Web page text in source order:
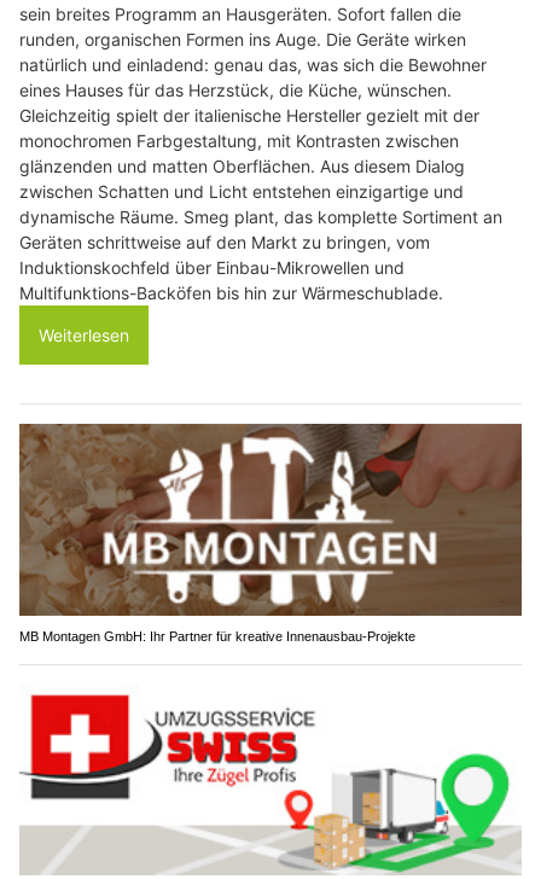
sein breites Programm an Hausgeräten. Sofort fallen die
runden, organischen Formen ins Auge. Die Geräte wirken
natürlich und einladend: genau das, was sich die Bewohner
eines Hauses für das Herzstück, die Küche, wünschen.
Gleichzeitig spielt der italienische Hersteller gezielt mit der
monochromen Farbgestaltung, mit Kontrasten zwischen
glänzenden und matten Oberflächen. Aus diesem Dialog
zwischen Schatten und Licht entstehen einzigartige und
dynamische Räume. Smeg plant, das komplette Sortiment an
Geräten schrittweise auf den Markt zu bringen, vom
Induktionskochfeld über Einbau-Mikrowellen und
Multifunktions-Backöfen bis hin zur Wärmeschublade.
Weiterlesen
MB Montagen GmbH: Ihr Partner für kreative Innenausbau-Projekte